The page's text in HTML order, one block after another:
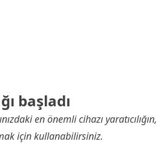
başladı
en önemli cihazı yaratıcılığın,
için kullanabilirsiniz.